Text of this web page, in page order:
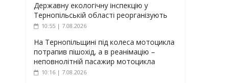
Державну екологічну інспекцію у
Тернопільській області реорганізують
10:55 | 7.08.2026
На Тернопільщині під колеса мотоцикла
потрапив пішохід, а в реанімацію –
неповнолітній пасажир мотоцикла
10:16 | 7.08.2026